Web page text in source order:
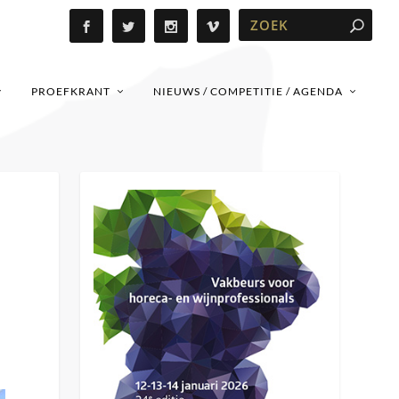
PROEFKRANT NIEUWS / COMPETITIE / AGENDA